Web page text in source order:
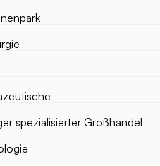
spezialisierter Großhandel